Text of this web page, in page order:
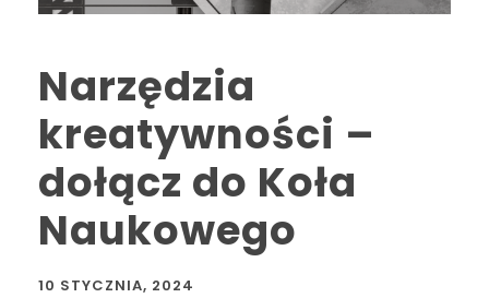
Narzędzia
kreatywności –
dołącz do Koła
Naukowego
10 STYCZNIA, 2024